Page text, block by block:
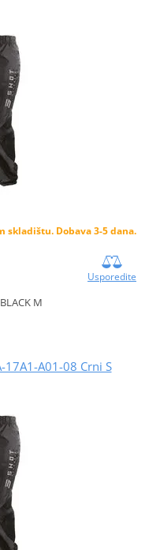
skladištu. Dobava 3-5 dana.
Usporedite
M
17A1-A01-08 Crni S